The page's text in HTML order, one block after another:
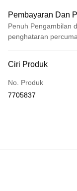
Pembayaran Dan
Penuh Pengambilan
penghataran percuma
Kad Kredit (Bayaran
Pengambilan di Kedai
Ciri Produk
No. Produk
7705837